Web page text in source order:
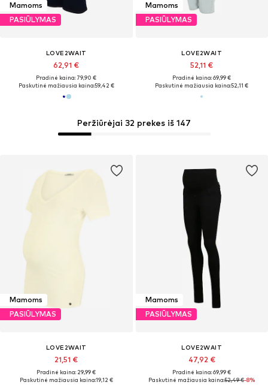
Peržiūrėjai 32 prekes iš 147
Mamoms
PASIŪLYMAS
LOVE2WAIT
62,91 €
Pradinė kaina: 79,90 €
Paskutinė mažiausia kaina:59,42 €
Mamoms
PASIŪLYMAS
LOVE2WAIT
52,11 €
Pradinė kaina: 69,99 €
Paskutinė mažiausia kaina:52,11 €
Mamoms
PASIŪLYMAS
LOVE2WAIT
21,51 €
Pradinė kaina: 29,99 €
Paskutinė mažiausia kaina:19,12 €
Mamoms
PASIŪLYMAS
LOVE2WAIT
47,92 €
Pradinė kaina: 69,99 €
Paskutinė mažiausia kaina:52,49 €-8%